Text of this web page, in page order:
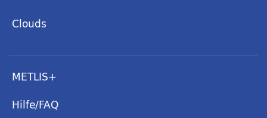
Clouds
METLIS+
Hilfe/FAQ